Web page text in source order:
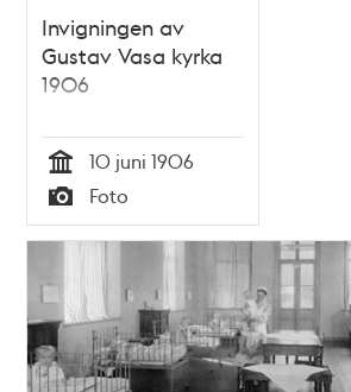
Invigningen av
Gustav Vasa kyrka
1906
Tid
10 juni 1906
Typ
Foto